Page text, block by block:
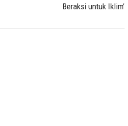
Beraksi untuk Iklim’